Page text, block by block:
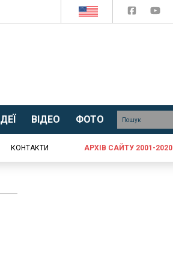
ВІДЕО ФОТО
КОНТАКТИ АРХІВ САЙТУ 2001-2020